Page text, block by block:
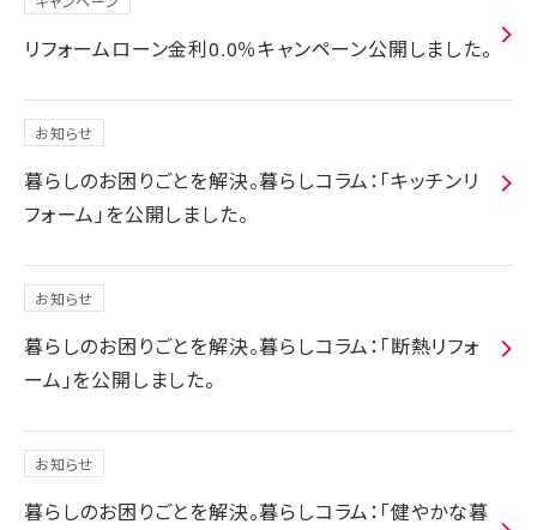
リフォームローン金利0.0％キャンペーン公開しました。
お知らせ
暮らしのお困りごとを解決。暮らしコラム：「キッチンリ
フォーム」を公開しました。
お知らせ
暮らしのお困りごとを解決。暮らしコラム：「断熱リフォ
ーム」を公開しました。
お知らせ
暮らしのお困りごとを解決。暮らしコラム：「健やかな暮